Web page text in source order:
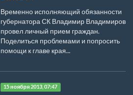
Временно исполняющий обязанности
губернатора СК Владимир Владимиров
провел личный прием граждан.
Поделиться проблемами и попросить
помощи к главе края...
15 ноября 2013, 07:47